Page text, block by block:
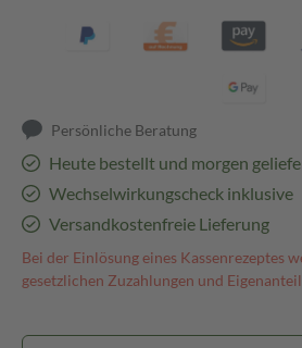
Persönliche Beratung
Heute bestellt und morgen
Wechselwirkungscheck inklusive
Versandkostenfreie Lieferung
Bei der Einlösung eines Kassenrezeptes
gesetzlichen Zuzahlungen und